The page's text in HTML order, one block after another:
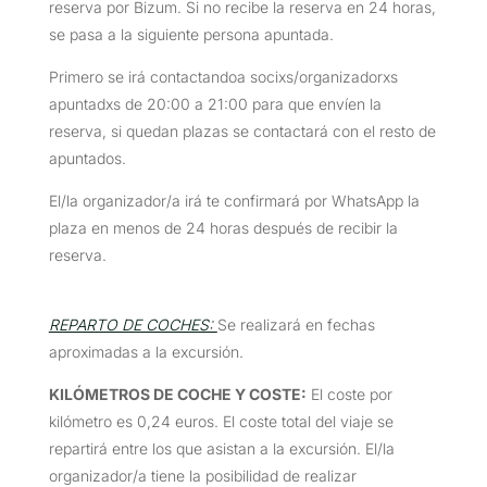
reserva por Bizum. Si no recibe la reserva en 24 horas,
se pasa a la siguiente persona apuntada.
Primero se irá contactandoa socixs/organizadorxs
apuntadxs de 20:00 a 21:00 para que envíen la
reserva, si quedan plazas se contactará con el resto de
apuntados.
El/la organizador/a irá te confirmará por WhatsApp la
plaza en menos de 24 horas después de recibir la
reserva.
REPARTO DE COCHES: Se realizará en fechas
aproximadas a la excursión.
KILÓMETROS DE COCHE Y COSTE: El coste por
kilómetro es 0,24 euros. El coste total del viaje se
repartirá entre los que asistan a la excursión. El/la
organizador/a tiene la posibilidad de realizar